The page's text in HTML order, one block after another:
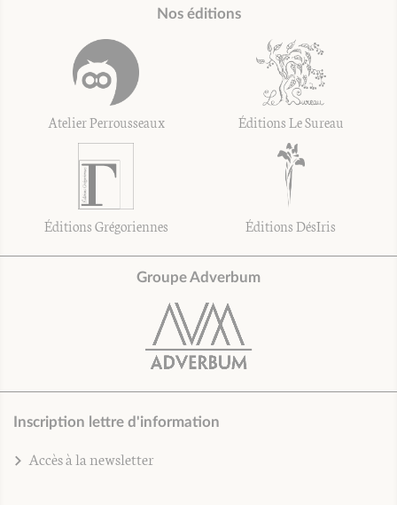
Nos éditions
Atelier Perrousseaux Éditions Le Sureau
Éditions Grégoriennes Éditions DésIris
Groupe Adverbum
Inscription lettre d'information
Accès à la newsletter